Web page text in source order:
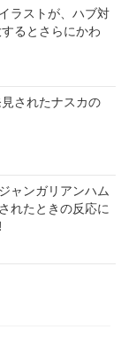
ラストが、ハブ対
るとさらにかわ
されたナスカの
ャンガリアンハム
れたときの反応に